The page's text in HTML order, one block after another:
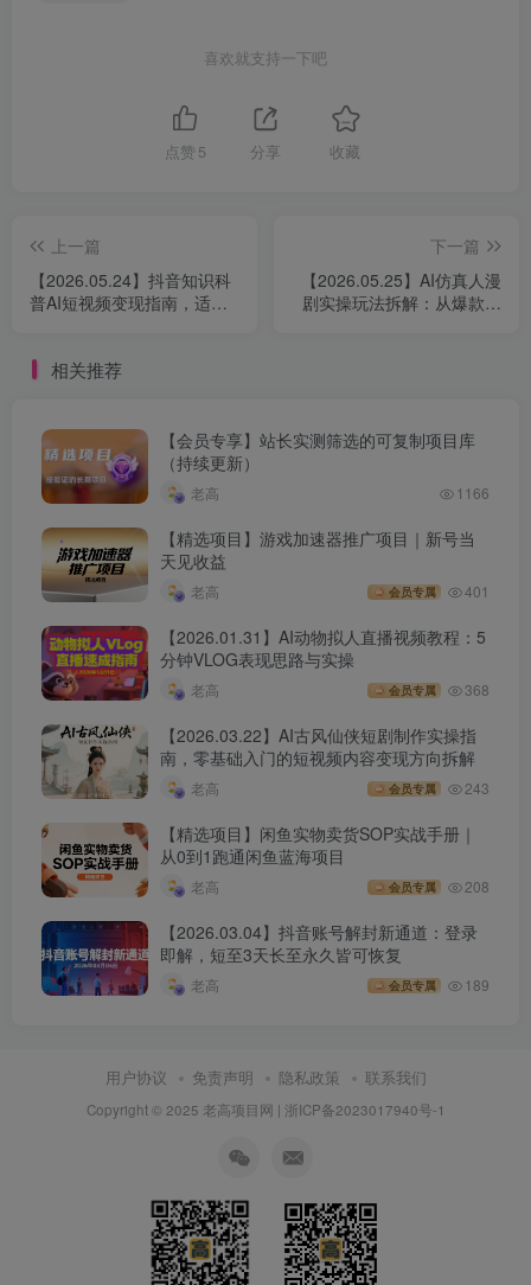
喜欢就支持一下吧
点赞 5 分享 收藏
上一篇
【2026.05.24】抖音知识科
普AI短视频变现指南，适合
下一篇
【2026.05.25】AI仿真人漫
剧实操玩法拆解：从爆款小
相关推荐
【会员专享】站长实测筛选的可复制项目库
（持续更新）
老高 1166
【精选项目】游戏加速器推广项目｜新号当
天见收益
老高 会员专属 401
【2026.01.31】AI动物拟人直播视频教程：5
分钟VLOG表现思路与实操
老高 会员专属 368
【2026.03.22】AI古风仙侠短剧制作实操指
南，零基础入门的短视频内容变现方向拆解
老高 会员专属 243
【精选项目】闲鱼实物卖货SOP实战手册｜
从0到1跑通闲鱼蓝海项目
老高 会员专属 208
【2026.03.04】抖音账号解封新通道：登录
即解，短至3天长至永久皆可恢复
老高 会员专属 189
用户协议 免责声明 隐私政策 联系我们
Copyright © 2025 老高项目网 | 浙ICP备2023017940号-1